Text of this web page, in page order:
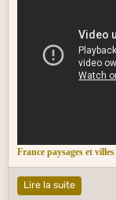
France paysages et villes
Lire la suite